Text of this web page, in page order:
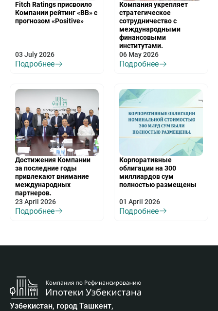
Fitch Ratings присвоило
Компании рейтинг «BB» с
прогнозом «Positive»
03 July 2026
Подробнее
Компания укрепляет
стратегическое
сотрудничество с
международными
финансовыми
институтами.
06 May 2026
Подробнее
Достижения Компании
за последние годы
привлекают внимание
международных
партнеров.
23 April 2026
Подробнее
Корпоративные
облигации на 300
миллиардов сум
полностью размещены
01 April 2026
Подробнее
Узбекистан, город Ташкент,